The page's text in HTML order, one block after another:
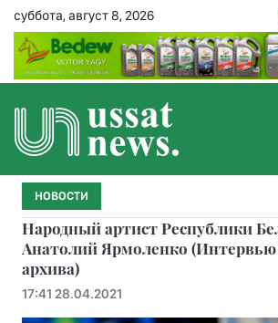
суббота, август 8, 2026
НОВОСТИ
Hародный артист Республики
Анатолий Ярмоленко (Интервью
архива)
17:41 28.04.2021